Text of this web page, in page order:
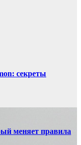
секреты
меняет правила